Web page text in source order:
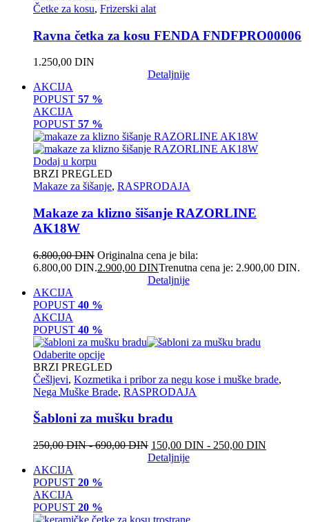
Četke za kosu, Frizerski alat
Ravna četka za kosu FENDA FNDFPRO00006
1.250,00 DIN
Detaljnije
AKCIJA
POPUST 57 %
AKCIJA
POPUST 57 %
Dodaj u korpu
BRZI PREGLED
Makaze za šišanje, RASPRODAJA
Makaze za klizno šišanje RAZORLINE
AK18W
6.800,00DIN Originalna cena je bila:
6.800,00 DIN.2.900,00 DINTrenutna cena je: 2.900,00 DIN.
Detaljnije
AKCIJA
POPUST 40 %
AKCIJA
POPUST 40 %
Odaberite opcije
BRZI PREGLED
Češljevi, Kozmetika i pribor za negu kose i muške brade,
Nega Muške Brade, RASPRODAJA
Šabloni za mušku bradu
250,00DIN-690,00DIN 150,00 DIN - 250,00 DIN
Detaljnije
AKCIJA
POPUST 20 %
AKCIJA
POPUST 20 %